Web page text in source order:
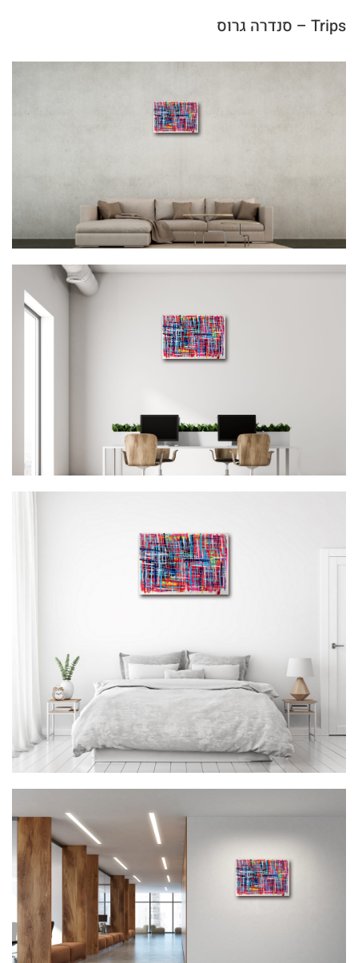
Trips – סנדרה גרוס